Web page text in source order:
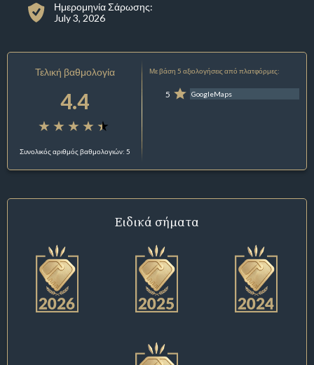
Ημερομηνία Σάρωσης:
July 3, 2026
Τελική βαθμολογία
4.4
Συνολικός αριθμός βαθμολογιών: 5
Με βάση 5 αξιολογήσεις από πλατφόρμες:
5 GoogleMaps
Ειδικά σήματα